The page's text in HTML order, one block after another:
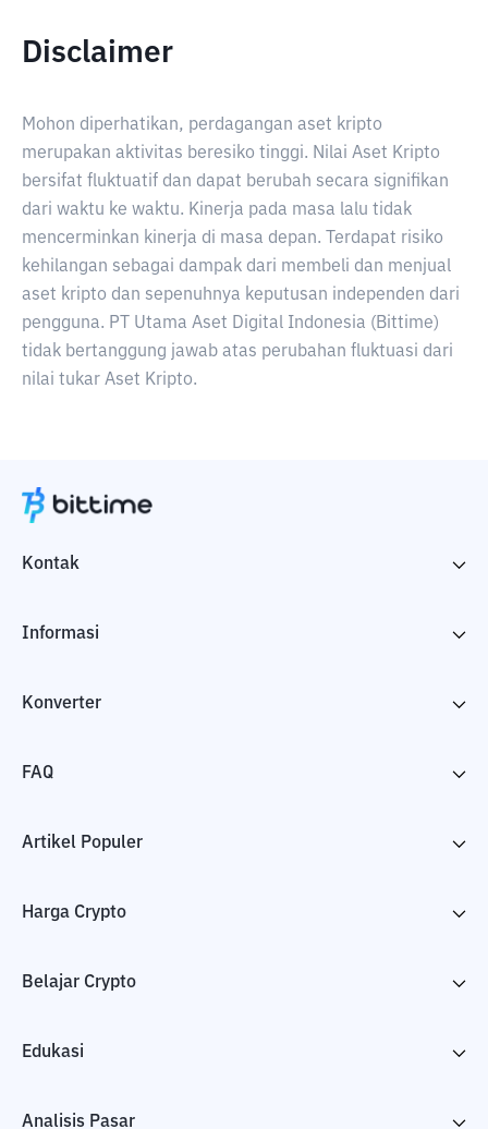
Disclaimer
Mohon diperhatikan, perdagangan aset kripto
merupakan aktivitas beresiko tinggi. Nilai Aset Kripto
bersifat fluktuatif dan dapat berubah secara signifikan
dari waktu ke waktu. Kinerja pada masa lalu tidak
mencerminkan kinerja di masa depan. Terdapat risiko
kehilangan sebagai dampak dari membeli dan menjual
aset kripto dan sepenuhnya keputusan independen dari
pengguna. PT Utama Aset Digital Indonesia (Bittime)
tidak bertanggung jawab atas perubahan fluktuasi dari
nilai tukar Aset Kripto.
Kontak
Informasi
Konverter
FAQ
Artikel Populer
Harga Crypto
Belajar Crypto
Edukasi
Analisis Pasar